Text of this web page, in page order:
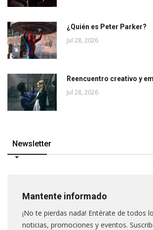
¿Quién es Peter Parker?
Jul 28, 2026
Reencuentro creativo y
Jul 28, 2026
Newsletter
Mantente informado
¡No te pierdas nada! Entérate de todos
noticias, promociones y eventos.